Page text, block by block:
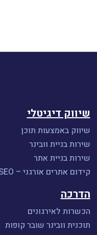
שיווק דיגיטלי
שיווק באמצעות תוכן
שירות בניית וובינר
שירות בניית אתר
קידום אתרים אורגני – SEO
הדרכה
הכשרות לאירגונים
תוכנית וובינר שובר קופות